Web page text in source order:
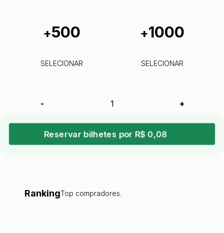
+500
SELECIONAR
+1000
SELECIONAR
- +
Reservar bilhetes por R$ 0,08
RankingTop compradores.